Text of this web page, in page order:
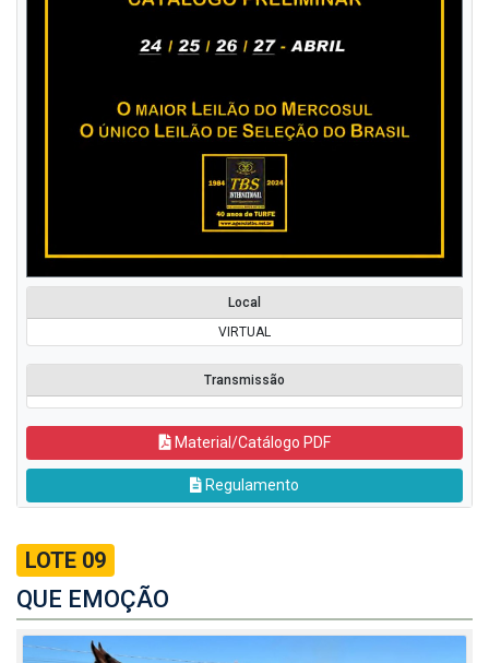
Local
VIRTUAL
Transmissão
Material/Catálogo PDF
Regulamento
LOTE 09
QUE EMOÇÃO